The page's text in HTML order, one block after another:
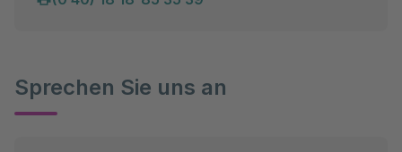
Sprechen Sie uns an